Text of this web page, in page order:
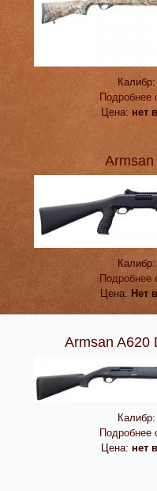
Калибр:
Подробнее
Цена: нет
Armsan
Калибр:
Подробнее
Цена: Нет
Armsan A620
Подробнее
Цена: нет